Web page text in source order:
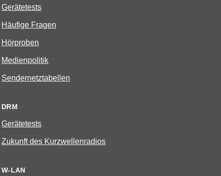
Gerätetests
Häufige Fragen
Hörproben
Medienpolitik
Sendernetztabellen
DRM
Gerätetests
Zukunft des Kurzwellenradios
W-LAN